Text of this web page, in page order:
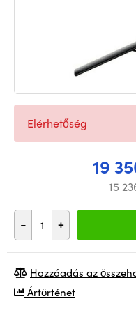
19
15
- +
Elérhetőség
Hozzáadás az
Ártörténet